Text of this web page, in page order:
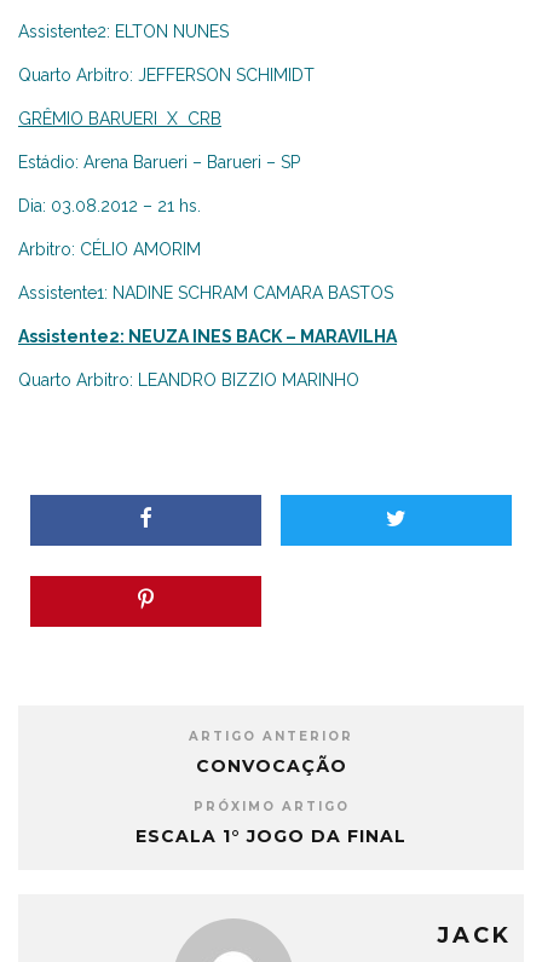
Assistente2: ELTON NUNES
Quarto Arbitro: JEFFERSON SCHIMIDT
GRÊMIO BARUERI X CRB
Estádio: Arena Barueri – Barueri – SP
Dia: 03.08.2012 – 21 hs.
Arbitro: CÉLIO AMORIM
Assistente1: NADINE SCHRAM CAMARA BASTOS
Assistente2: NEUZA INES BACK – MARAVILHA
Quarto Arbitro: LEANDRO BIZZIO MARINHO
ARTIGO ANTERIOR
CONVOCAÇÃO
PRÓXIMO ARTIGO
ESCALA 1° JOGO DA FINAL
JACK